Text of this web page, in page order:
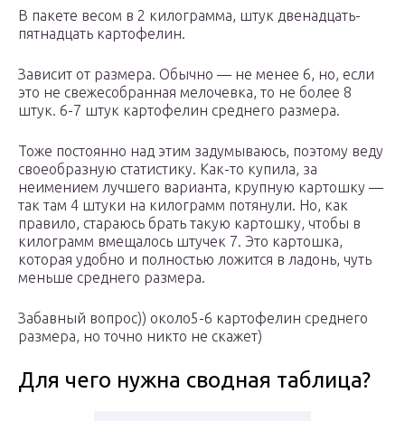
В пакете весом в 2 килограмма, штук двенадцать-
пятнадцать картофелин.
Зависит от размера. Обычно — не менее 6, но, если
это не свежесобранная мелочевка, то не более 8
штук. 6-7 штук картофелин среднего размера.
Тоже постоянно над этим задумываюсь, поэтому веду
своеобразную статистику. Как-то купила, за
неимением лучшего варианта, крупную картошку —
так там 4 штуки на килограмм потянули. Но, как
правило, стараюсь брать такую картошку, чтобы в
килограмм вмещалось штучек 7. Это картошка,
которая удобно и полностью ложится в ладонь, чуть
меньше среднего размера.
Забавный вопрос)) около5-6 картофелин среднего
размера, но точно никто не скажет)
Для чего нужна сводная таблица?